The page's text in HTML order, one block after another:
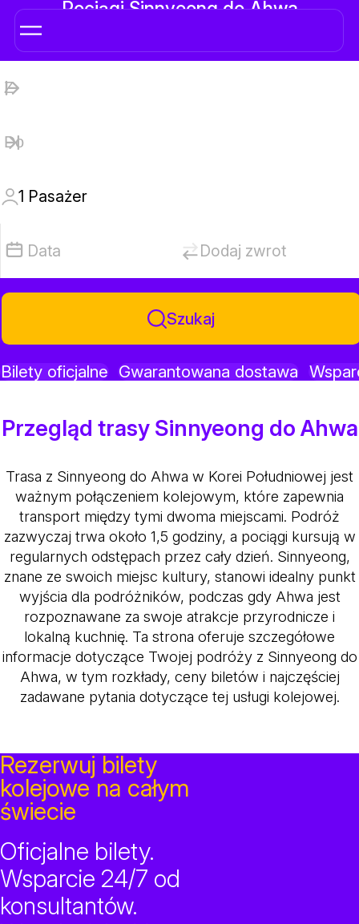
Pociągi Sinnyeong do Ahwa
1 Pasażer
Data Dodaj zwrot
Szukaj
Bilety oficjalne Gwarantowana dostawa
Przegląd trasy Sinnyeong do Ahwa
Trasa z Sinnyeong do Ahwa w Korei Południowej jest
ważnym połączeniem kolejowym, które zapewnia
transport między tymi dwoma miejscami. Podróż
zazwyczaj trwa około 1,5 godziny, a pociągi kursują w
regularnych odstępach przez cały dzień. Sinnyeong,
znane ze swoich miejsc kultury, stanowi idealny punkt
wyjścia dla podróżników, podczas gdy Ahwa jest
rozpoznawane za swoje atrakcje przyrodnicze i
lokalną kuchnię. Ta strona oferuje szczegółowe
informacje dotyczące Twojej podróży z Sinnyeong do
Ahwa, w tym rozkłady, ceny biletów i najczęściej
zadawane pytania dotyczące tej usługi kolejowej.
Rezerwuj bilety
kolejowe na całym
świecie
Oficjalne bilety.
Wsparcie 24/7 od
konsultantów.